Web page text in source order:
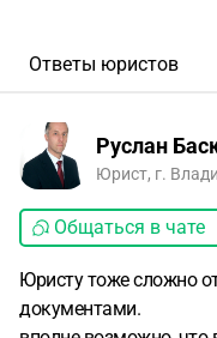
Ответы юристов
Руслан
Юрист, г.
Общаться в чате
Юристу тоже сложно
документами.